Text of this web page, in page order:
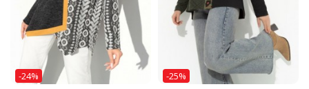
-24% -25%